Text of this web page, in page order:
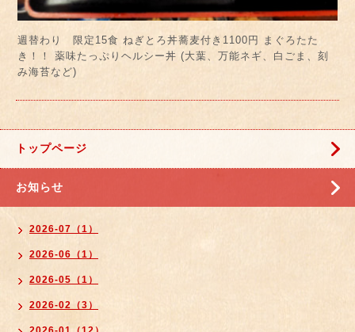
週替わり 限定15食 ねぎとろ丼蕎麦付き1100円 まぐろたた
き！！ 薬味たっぷりヘルシー丼 (大葉、万能ネギ、白ごま、刻
み海苔など)
トップページ
お知らせ
2026-07（1）
2026-06（1）
2026-05（1）
2026-02（3）